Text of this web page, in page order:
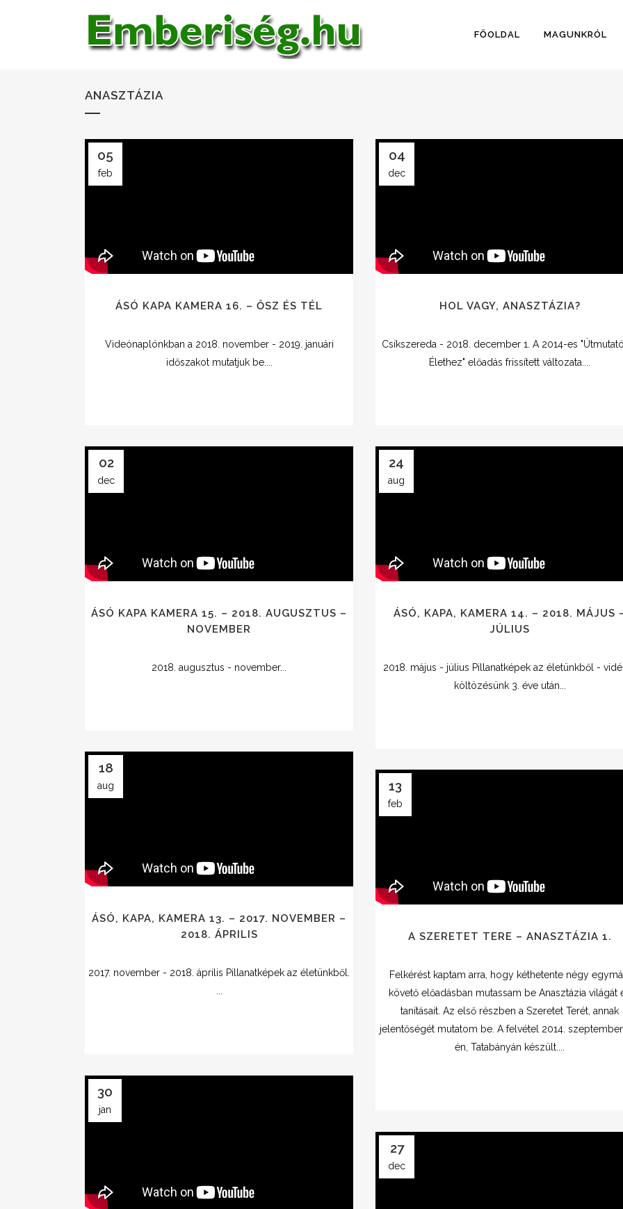
FŐOLDAL MAGUNKRÓL
ANASZTÁZIA
05
feb
ÁSÓ KAPA KAMERA 16. – ŐSZ ÉS TÉL
Videónaplónkban a 2018. november - 2019. januári
időszakot mutatjuk be....
04
dec
HOL VAGY, ANASZTÁZIA?
Csíkszereda - 2018. december 1. A 2014-es
Élethez" előadás frissített változata....
02
dec
ÁSÓ KAPA KAMERA 15. – 2018. AUGUSZTUS –
NOVEMBER
2018. augusztus - november...
24
aug
ÁSÓ, KAPA, KAMERA 14. – 2018. MÁJUS
JÚLIUS
2018. május - július Pillanatképek az életünkből -
költözésünk 3. éve után...
18
aug
ÁSÓ, KAPA, KAMERA 13. – 2017. NOVEMBER –
2018. ÁPRILIS
2017. november - 2018. április Pillanatképek az életünkből.
...
13
feb
A SZERETET TERE – ANASZTÁZIA 1.
Felkérést kaptam arra, hogy kéthetente négy
követő előadásban mutassam be Anasztázia világát
tanításait. Az első részben a Szeretet Terét, annak
jelentőségét mutatom be. A felvétel 2014.
én, Tatabányán készült....
30
jan
27
dec